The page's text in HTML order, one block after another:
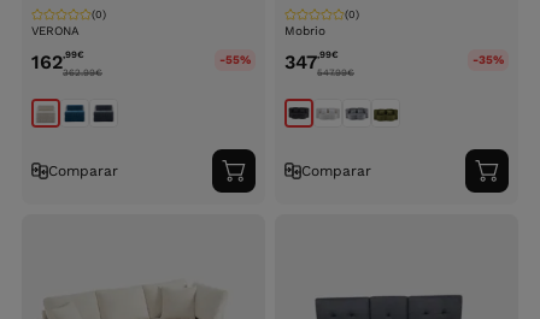
VERONA
(0)
162,99€
362.99€
-55%
Comparar
Adicionar
ao
Mobrio
(0)
347,99€
547.99€
-35%
Comparar
ao